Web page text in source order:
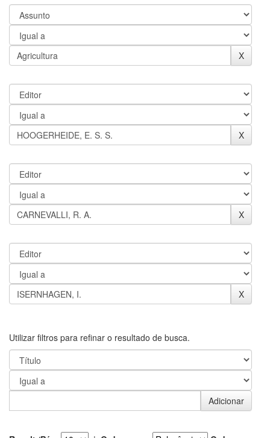
Utilizar filtros para refinar o resultado de busca.